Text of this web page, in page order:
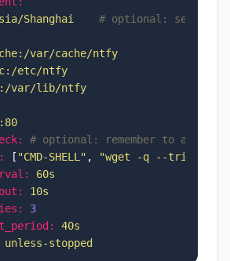
Shanghai
# optional: set
var/cache/ntfy
etc/ntfy
var/lib/ntfy
:80
# optional: remember to adapt
[ "CMD-SHELL" ,
"wget -q --tries=1
60s
10s
3
40s
unless-stopped